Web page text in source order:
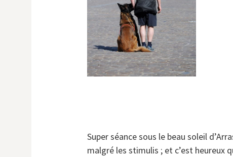
Super séance sous le beau soleil
malgré les stimulis ; et c’est heureux